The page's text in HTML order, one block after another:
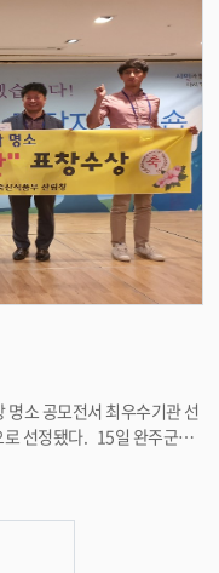
기농업자재 지원은 친환경
에 기여할 수 있다”며 관심을
수여받았다고 밝혔다. 완